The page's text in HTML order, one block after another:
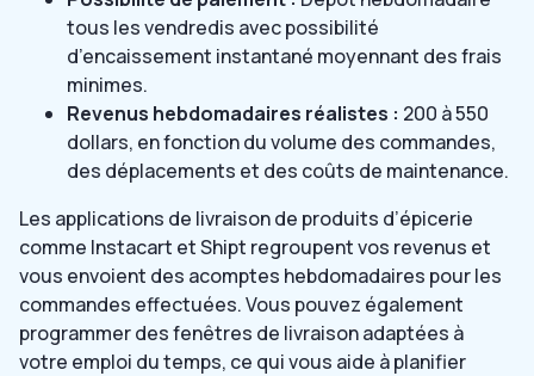
tous les vendredis avec possibilité
d’encaissement instantané moyennant des frais
minimes.
Revenus hebdomadaires réalistes : 200 à 550
dollars, en fonction du volume des commandes,
des déplacements et des coûts de maintenance.
Les applications de livraison de produits d’épicerie
comme Instacart et Shipt regroupent vos revenus et
vous envoient des acomptes hebdomadaires pour les
commandes effectuées. Vous pouvez également
programmer des fenêtres de livraison adaptées à
votre emploi du temps, ce qui vous aide à planifier